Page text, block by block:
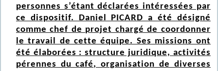
personnes s’étant déclarées intéressées par
ce dispositif. Daniel PICARD a été désigné
comme chef de projet chargé de coordonner
le travail de cette équipe. Ses missions ont
été élaborées : structure juridique, activités
pérennes du café, organisation de diverses